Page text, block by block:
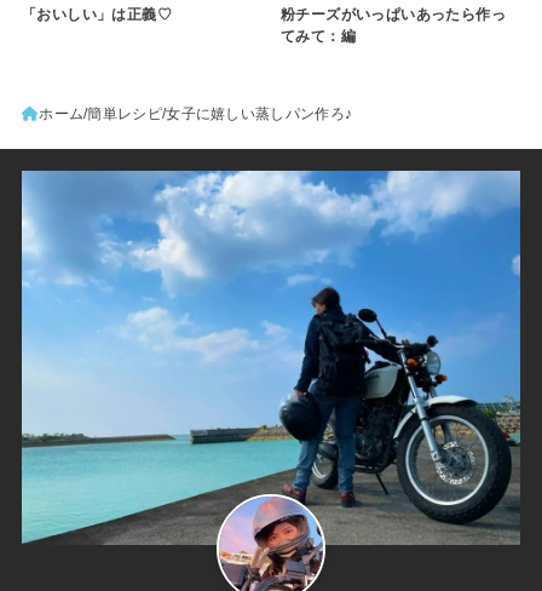
「おいしい」は正義♡
粉チーズがいっぱいあったら作っ
てみて：編
ホーム 簡単レシピ 女子に嬉しい蒸しパン作ろ♪